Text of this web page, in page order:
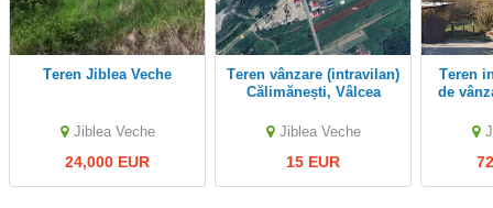
Teren Jiblea Veche
Jiblea Veche
24,000 EUR
Teren vânzare (intravilan)
Călimănești, Vâlcea
Jiblea Veche
15 EUR
Teren intravilan 3900 m
de vânzare